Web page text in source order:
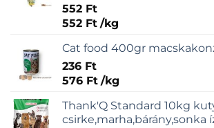
Értékelés:
5.00/ 5
552 Ft
552 Ft /kg
Cat food 400gr
236 Ft
576 Ft /kg
Thank'Q Standard 10kg
csirke,marha,bárány,sonka